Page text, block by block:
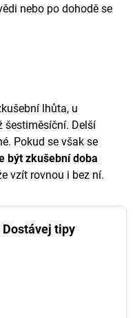
nebo po dohodě se
lhůta, u
šestiměsíční. Delší
Pokud se však se
být zkušební doba
vzít rovnou i bez ní.
tipy